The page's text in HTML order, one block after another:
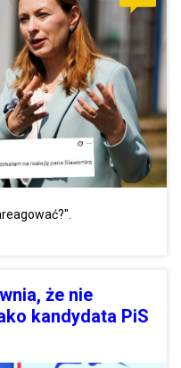
że nie
kandydata PiS